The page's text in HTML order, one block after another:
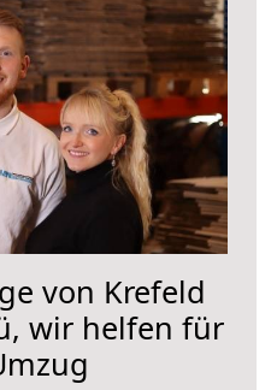
von Krefeld
wir helfen für